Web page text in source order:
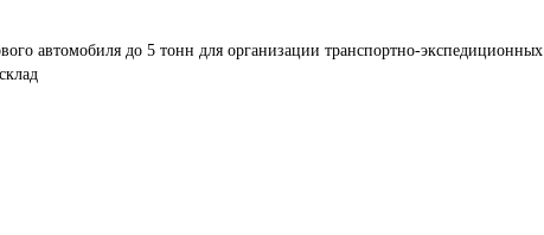
автомобиля до 5 тонн для организации транспортно-экспедиционных